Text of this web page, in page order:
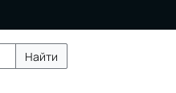
Найти